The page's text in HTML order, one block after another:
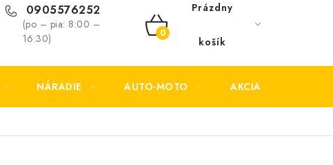
0905576252
(po – pia: 8:00 –
16:30)
NÁKUPNÝ
Prázdny
košík
NÁRADIE AUTO-MOTO AKCIA